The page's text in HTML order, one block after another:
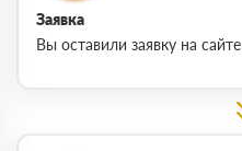
Заявка
Вы оставили заявку на сайте